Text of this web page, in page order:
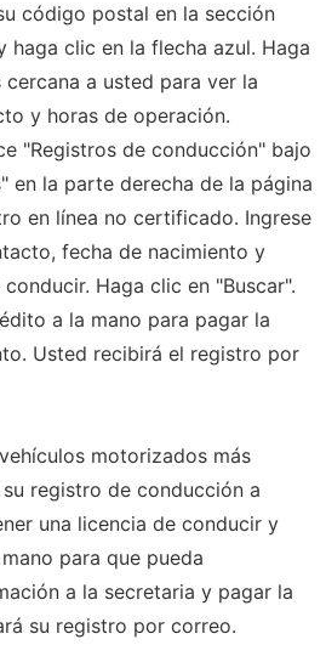
código postal en la sección
haga clic en la flecha azul. Haga
a usted para ver la
y horas de operación.
"Registros de conducción" bajo
en la parte derecha de la página
en línea no certificado. Ingrese
fecha de nacimiento y
Haga clic en "Buscar".
a la mano para pagar la
Usted recibirá el registro por
motorizados más
registro de conducción a
una licencia de conducir y
para que pueda
a la secretaria y pagar la
su registro por correo.